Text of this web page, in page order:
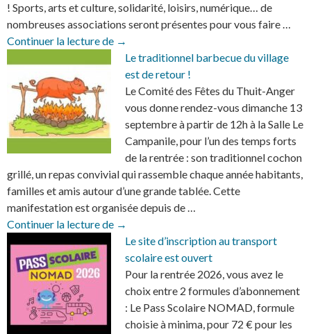
! Sports, arts et culture, solidarité, loisirs, numérique… de
nombreuses associations seront présentes pour vous faire …
Continuer la lecture de Rendez-vous au Forum des Associations !
→
Le traditionnel barbecue du village
est de retour !
Le Comité des Fêtes du Thuit-Anger
vous donne rendez-vous dimanche 13
septembre à partir de 12h à la Salle Le
Campanile, pour l’un des temps forts
de la rentrée : son traditionnel cochon
grillé, un repas convivial qui rassemble chaque année habitants,
familles et amis autour d’une grande tablée. Cette
manifestation est organisée depuis de …
Continuer la lecture de Le traditionnel barbecue du village est
→
Le site d’inscription au transport
scolaire est ouvert
Pour la rentrée 2026, vous avez le
choix entre 2 formules d’abonnement
: Le Pass Scolaire NOMAD, formule
choisie à minima, pour 72 € pour les